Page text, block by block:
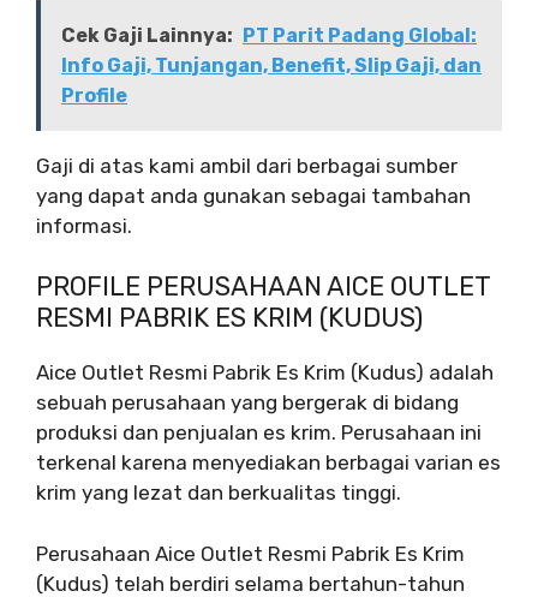
Cek Gaji Lainnya: PT Parit Padang Global:
Info Gaji, Tunjangan, Benefit, Slip Gaji, dan
Profile
Gaji di atas kami ambil dari berbagai sumber
yang dapat anda gunakan sebagai tambahan
informasi.
PROFILE PERUSAHAAN AICE OUTLET
RESMI PABRIK ES KRIM (KUDUS)
Aice Outlet Resmi Pabrik Es Krim (Kudus) adalah
sebuah perusahaan yang bergerak di bidang
produksi dan penjualan es krim. Perusahaan ini
terkenal karena menyediakan berbagai varian es
krim yang lezat dan berkualitas tinggi.
Perusahaan Aice Outlet Resmi Pabrik Es Krim
(Kudus) telah berdiri selama bertahun-tahun